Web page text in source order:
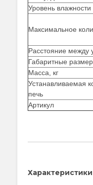
Уровень
Максимальное
Расстояние между
Габаритные
Масса, кг
Устанавливаемая
печь
Артикул